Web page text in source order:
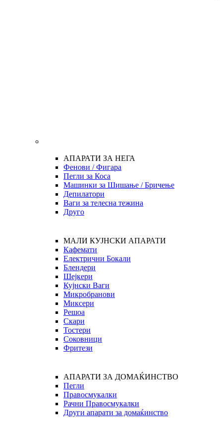
АПАРАТИ ЗА НЕГА
Фенови / Фигара
Пегли за Коса
Машинки за Шишање / Бричење
Депилатори
Ваги за телесна тежина
Друго
МАЛИ КУЈНСКИ АПАРАТИ
Кафемати
Електрични Бокали
Блендери
Шејкери
Кујнски Ваги
Микробранови
Миксери
Решоа
Скари
Тостери
Соковници
Фритези
АПАРАТИ ЗА ДОМАЌИНСТВО
Пегли
Правосмукалки
Рачни Правосмукалки
Други апарати за домаќинство